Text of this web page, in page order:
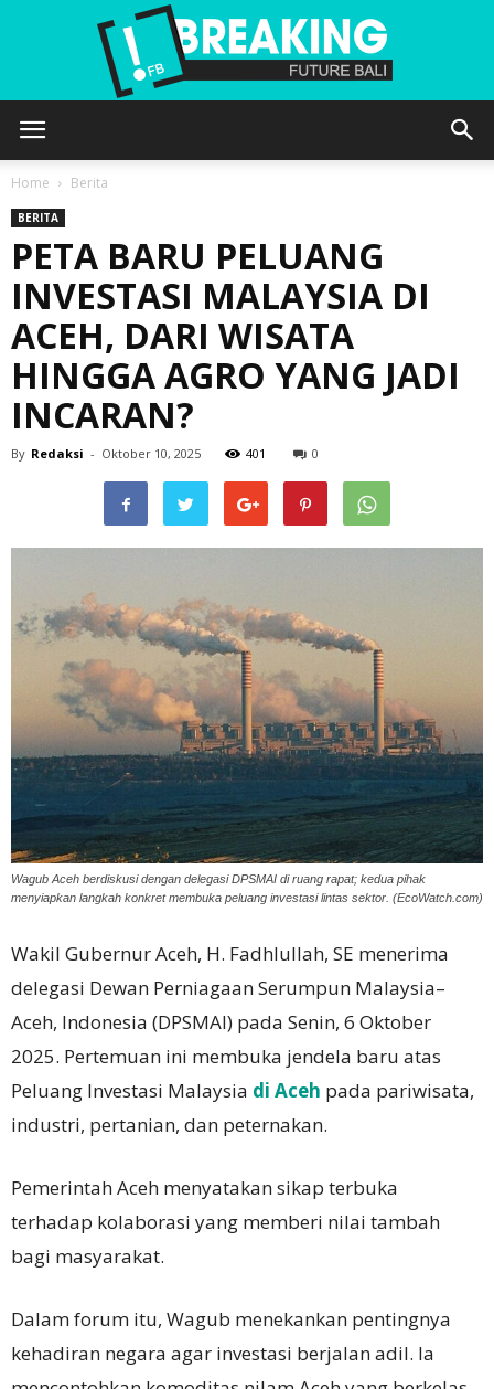
Bali
Home Berita
BERITA
PETA BARU PELUANG
INVESTASI MALAYSIA DI
ACEH, DARI WISATA
HINGGA AGRO YANG JADI
INCARAN?
By Redaksi - Oktober 10, 2025 401 0
Wagub Aceh berdiskusi dengan delegasi DPSMAI di ruang rapat; kedua pihak
menyiapkan langkah konkret membuka peluang investasi lintas sektor. (EcoWatch.com)
Wakil Gubernur Aceh, H. Fadhlullah, SE menerima
delegasi Dewan Perniagaan Serumpun Malaysia–
Aceh, Indonesia (DPSMAI) pada Senin, 6 Oktober
2025. Pertemuan ini membuka jendela baru atas
Peluang Investasi Malaysia di Aceh pada pariwisata,
industri, pertanian, dan peternakan.
Pemerintah Aceh menyatakan sikap terbuka
terhadap kolaborasi yang memberi nilai tambah
bagi masyarakat.
Dalam forum itu, Wagub menekankan pentingnya
kehadiran negara agar investasi berjalan adil. Ia